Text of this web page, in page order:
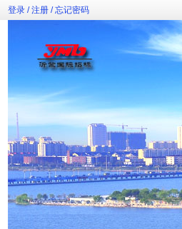
登录/注册/忘记密码